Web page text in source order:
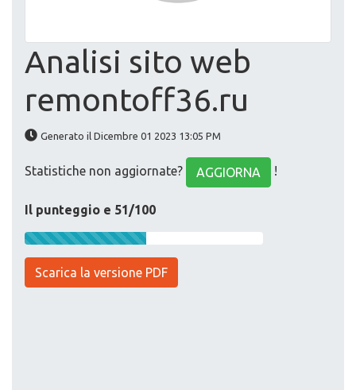
Analisi sito web
remontoff36.ru
Generato il Dicembre 01 2023 13:05 PM
Statistiche non aggiornate? AGGIORNA !
Il punteggio e 51/100
Scarica la versione PDF